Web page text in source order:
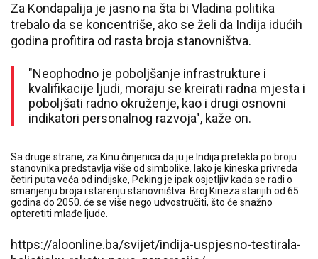
Za Kondapalija je jasno na šta bi Vladina politika
trebalo da se koncentriše, ako se želi da Indija idućih
godina profitira od rasta broja stanovništva.
"Neophodno je poboljšanje infrastrukture i
kvalifikacije ljudi, moraju se kreirati radna mjesta i
poboljšati radno okruženje, kao i drugi osnovni
indikatori personalnog razvoja", kaže on.
Sa druge strane, za Kinu činjenica da ju je Indija pretekla po broju
stanovnika predstavlja više od simbolike. Iako je kineska privreda
četiri puta veća od indijske, Peking je ipak osjetljiv kada se radi o
smanjenju broja i starenju stanovništva. Broj Kineza starijih od 65
godina do 2050. će se više nego udvostručiti, što će snažno
opteretiti mlađe ljude.
https://aloonline.ba/svijet/indija-uspjesno-testirala-